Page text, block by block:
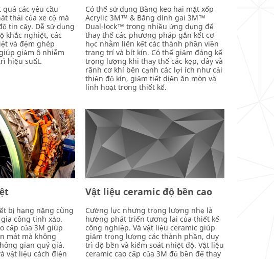
các yêu cầu
thải của xe cộ mà
tin cậy. Dễ sử dụng
khắc nghiệt, các
và đệm ghép
giảm ô nhiễm
hiệu suất.
Có thể sử dụng Băng keo hai mặt xốp
Acrylic 3M™ & Băng dính gai 3M™
Dual-lock™ trong nhiều ứng dụng để
thay thế các phương pháp gắn kết cơ
học nhằm liên kết các thành phần viền
trang trí và bít kín. Có thể giảm đáng kể
trọng lượng khi thay thế các kẹp, dây và
rãnh cơ khí bên cạnh các lợi ích như cải
thiện độ kín, giảm tiết diện ăn mòn và
linh hoạt trong thiết kế.
bị hạng nặng cũng
công tinh xảo.
cấp của 3M giúp
mát mà không
gian quý giá.
vật liệu cách điện
Vật liệu ceramic độ bền cao
Cường lực nhưng trọng lượng nhẹ là
hướng phát triển tương lai của thiết kế
công nghiệp. Và vật liệu ceramic giúp
giảm trọng lượng các thành phần, duy
trì độ bền và kiểm soát nhiệt độ. Vật liệu
ceramic cao cấp của 3M đủ bền để thay